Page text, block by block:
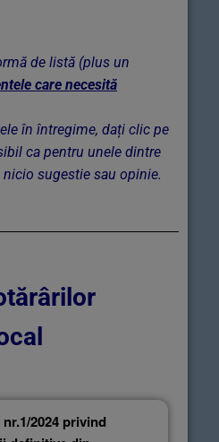
de listă (plus un
care necesită
în întregime, dați clic pe
ca pentru unele dintre
sugestie sau opinie.
2024 privind